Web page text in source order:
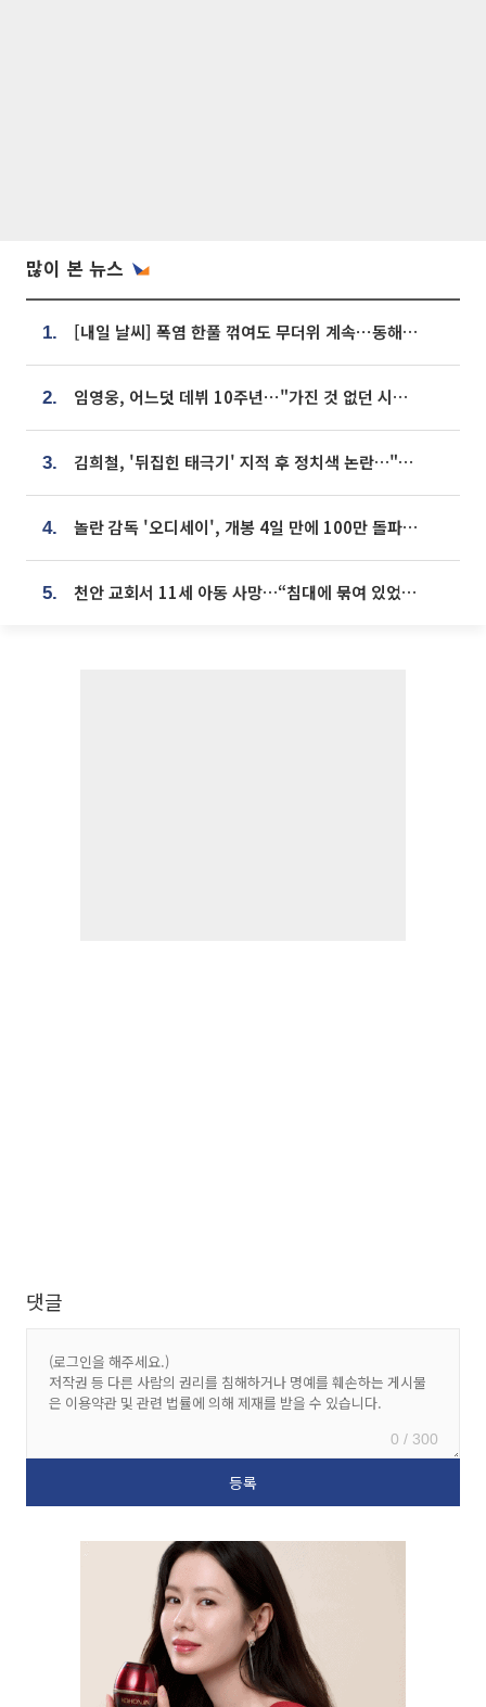
많이 본 뉴스
1. [내일 날씨] 폭염 한풀 꺾여도 무더위 계속⋯동해안 이틀 연속 비
2. 임영웅, 어느덧 데뷔 10주년⋯"가진 것 없던 시절, 내 앞엔 20명의 팬뿐"
3. 김희철, '뒤집힌 태극기' 지적 후 정치색 논란…"좌우 떠나 우리나라 국기"
4. 놀란 감독 '오디세이', 개봉 4일 만에 100만 돌파⋯'왕사남' 보다 빠르다
5. 천안 교회서 11세 아동 사망…“침대에 묶여 있었다” 진술 확보
댓글
0 / 300